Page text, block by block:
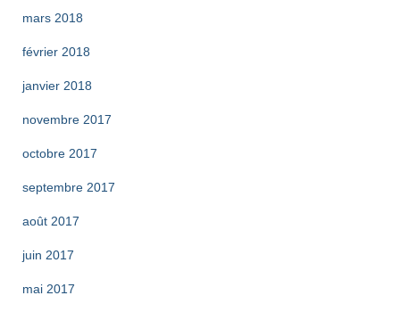
mars 2018
février 2018
janvier 2018
novembre 2017
octobre 2017
septembre 2017
août 2017
juin 2017
mai 2017